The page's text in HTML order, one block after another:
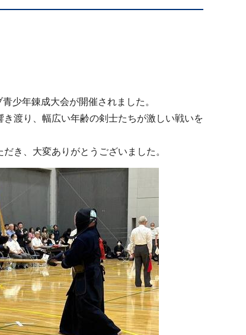
少年錬成大会が開催されました。
渡り、幅広い年齢の剣士たちが激しい戦いを
き、大変ありがとうございました。